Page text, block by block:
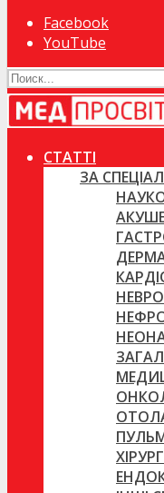
Facebook
YouTube
СТАТТІ
ЗА